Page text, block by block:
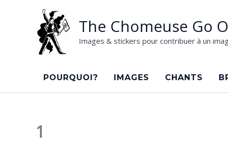
The Chomeuse Go
Images & stickers pour contribuer à un
POURQUOI? IMAGES CHANTS
1